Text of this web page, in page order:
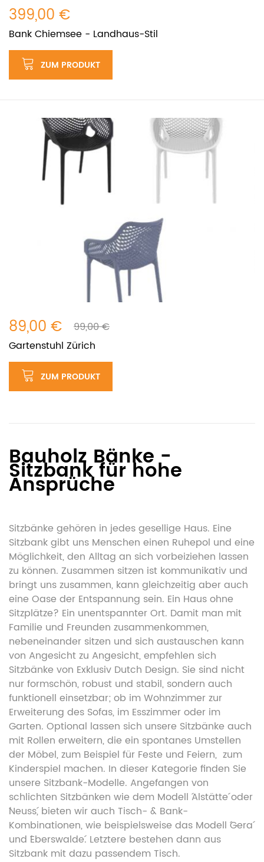
399,00 €
Bank Chiemsee - Landhaus-Stil
ZUM PRODUKT
89,00 €
99,00 €
Gartenstuhl Zürich
ZUM PRODUKT
Bauholz Bänke -
Sitzbank für hohe
Ansprüche
Sitzbänke gehören in jedes gesellige Haus. Eine
Sitzbank gibt uns Menschen einen Ruhepol und eine
Möglichkeit, den Alltag an sich vorbeiziehen lassen
zu können. Zusammen sitzen ist kommunikativ und
bringt uns zusammen, kann gleichzeitig aber auch
eine Oase der Entspannung sein. Ein Haus ohne
Sitzplätze? Ein unentspannter Ort. Damit man mit
Familie und Freunden zusammenkommen,
nebeneinander sitzen und sich austauschen kann
von Angesicht zu Angesicht, empfehlen sich
Sitzbänke von Exklusiv Dutch Design. Sie sind nicht
nur formschön, robust und stabil, sondern auch
funktionell einsetzbar; ob im Wohnzimmer zur
Erweiterung des Sofas, im Esszimmer oder im
Garten. Optional lassen sich unsere Sitzbänke auch
mit Rollen erweitern, die ein spontanes Umstellen
der Möbel, zum Beispiel für Feste und Feiern, zum
Kinderspiel machen. In dieser Kategorie finden Sie
unsere Sitzbank-Modelle. Angefangen von
schlichten Sitzbänken wie dem Modell ´Alstätte´ oder
´Neuss´, bieten wir auch Tisch- & Bank-
Kombinationen, wie beispielsweise das Modell ´Gera´
und ´Eberswalde´. Letztere bestehen dann aus
Sitzbank mit dazu passendem Tisch.